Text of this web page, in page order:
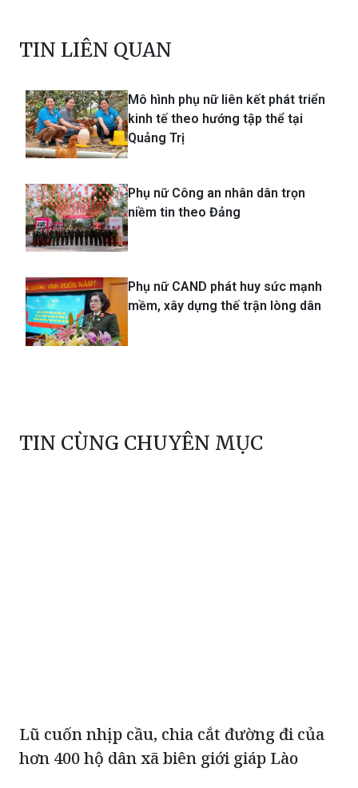
TIN LIÊN QUAN
Mô hình phụ nữ liên kết phát triển
kinh tế theo hướng tập thể tại
Quảng Trị
Phụ nữ Công an nhân dân trọn
niềm tin theo Đảng
Phụ nữ CAND phát huy sức mạnh
mềm, xây dựng thế trận lòng dân
TIN CÙNG CHUYÊN MỤC
Lũ cuốn nhịp cầu, chia cắt đường đi của
hơn 400 hộ dân xã biên giới giáp Lào